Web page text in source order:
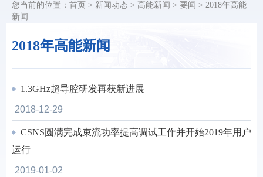
2018年高能新闻
您当前的位置： 首页 > 新闻动态 > 高能新闻 > 要闻 > 2018年高能
新闻
1.3GHz超导腔研发再获新进展
2018-12-29
CSNS圆满完成束流功率提高调试工作并开始2019年用户
运行
2019-01-02